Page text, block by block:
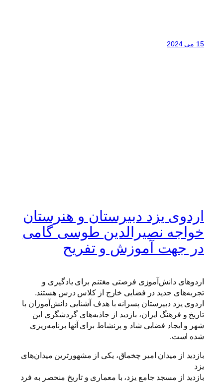
15 می 2024
اردوی یزد دبیرستان و هنرستان
خواجه نصیرالدین طوسی گامی
در جهت آموزش و تفریح
اردوهای دانش‌آموزی فرصتی مغتنم برای یادگیری و
تجربه‌های جدید در فضایی خارج از کلاس درس هستند.
اردوی یزد دبیرستان پسرانه با هدف آشنایی دانش‌آموزان با
تاریخ و فرهنگ ایران، بازدید از جاذبه‌های گردشگری این
شهر و ایجاد فضایی شاد و پرنشاط برای آنها برنامه‌ریزی
شده است.
بازدید از میدان امیر چخماق، یکی از مشهورترین میدان‌های
یزد
بازدید از مسجد جامع یزد، با معماری و تاریخ منحصر به فرد